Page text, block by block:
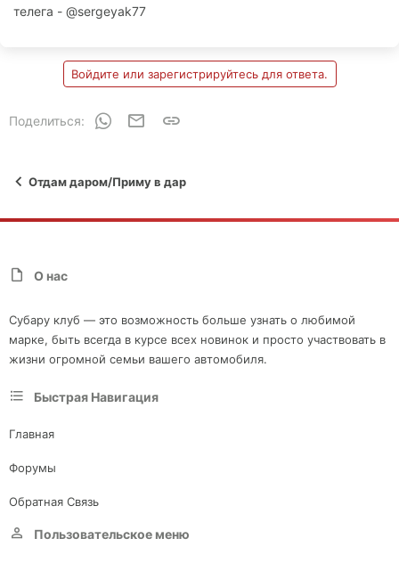
телега - @sergeyak77
Войдите или зарегистрируйтесь для ответа.
Поделиться: WhatsAppЭлектронная почта
Отдам даром/Приму в дар
О нас
Субару клуб — это возможность больше узнать о любимой
марке, быть всегда в курсе всех новинок и просто участвовать в
жизни огромной семьи вашего автомобиля.
Быстрая Навигация
Главная
Форумы
Обратная Связь
Пользовательское меню